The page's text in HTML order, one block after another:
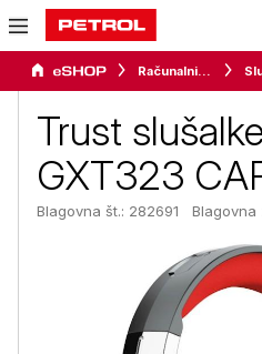
Računalništvo
Trust
GXT323
Blagovna št.: 282691 Blagovna